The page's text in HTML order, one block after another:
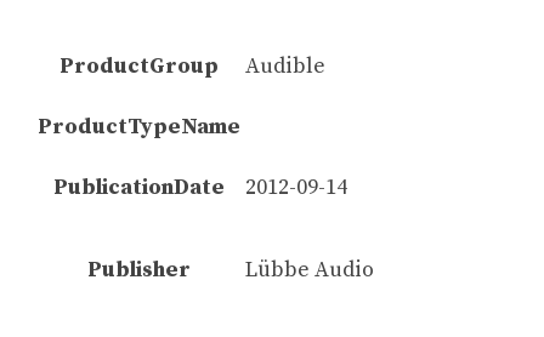
ProductGroup Audible
ProductTypeName
PublicationDate 2012-09-14
Publisher Lübbe Audio